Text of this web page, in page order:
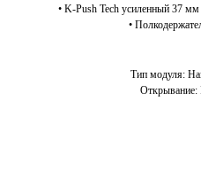
• K-Push Tech усиленный 37
•
Тип модуля:
Открывание: